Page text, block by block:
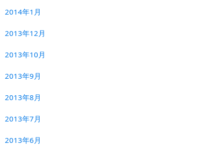
2014年1月
2013年12月
2013年10月
2013年9月
2013年8月
2013年7月
2013年6月